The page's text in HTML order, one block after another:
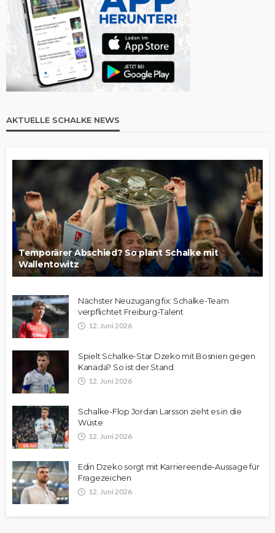
AKTUELLE SCHALKE NEWS
Temporärer Abschied? So plant Schalke mit
Wallentowitz
Nächster Neuzugang fix: Schalke-Team
verpflichtet Freiburg-Talent
12. Juni 2026
Spielt Schalke-Star Dzeko mit Bosnien gegen
Kanada? So ist der Stand
12. Juni 2026
Schalke-Flop Jordan Larsson zieht es in die
Wüste
12. Juni 2026
Edin Dzeko sorgt mit Karriereende-Aussage für
Fragezeichen
12. Juni 2026